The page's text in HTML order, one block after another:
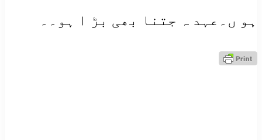
ہو ں۔عہد ہ جتنا بھی بڑ ا ہو۔۔